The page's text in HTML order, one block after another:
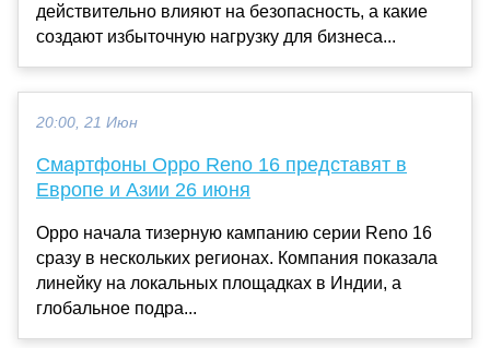
действительно влияют на безопасность, а какие
создают избыточную нагрузку для бизнеса...
20:00, 21 Июн
Смартфоны Oppo Reno 16 представят в
Европе и Азии 26 июня
Oppo начала тизерную кампанию серии Reno 16
сразу в нескольких регионах. Компания показала
линейку на локальных площадках в Индии, а
глобальное подра...